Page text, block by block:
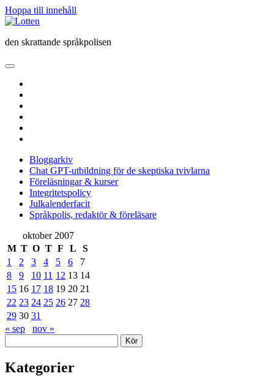
Hoppa till innehåll
Lotten
den skrattande språkpolisen
öppna
meny
Bloggarkiv
Chat GPT-utbildning för de skeptiska tvivlarna
Föreläsningar & kurser
Integritetspolicy
Julkalenderfacit
Språkpolis, redaktör & föreläsare
Sidopanel
oktober 2007
M T O T F L
S
1
2 3 4 5 6
7
8
9 10 11 12 13 14
15 16 17 18 19 20 21
22 23 24 25 26 27 28
29 30 31
« sep
nov »
Kategorier